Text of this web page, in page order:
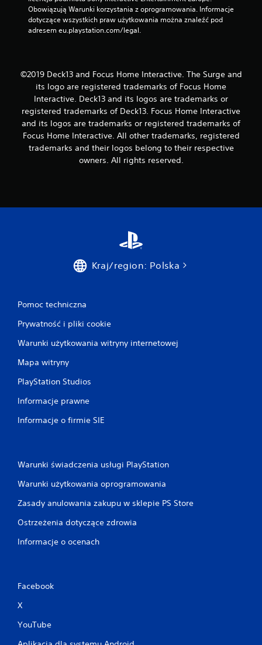
Obowiązują Warunki korzystania z oprogramowania. Informacje
dotyczące wszystkich praw użytkowania można znaleźć pod
adresem eu.playstation.com/legal.
©2019 Deck13 and Focus Home Interactive. The Surge and
its logo are registered trademarks of Focus Home
Interactive. Deck13 and its logos are trademarks or
registered trademarks of Deck13. Focus Home Interactive
and its logos are trademarks or registered trademarks of
Focus Home Interactive. All other trademarks, registered
trademarks and their logos belong to their respective
owners. All rights reserved.
Kraj/region: Polska
Pomoc techniczna
Prywatność i pliki cookie
Warunki użytkowania witryny internetowej
Mapa witryny
PlayStation Studios
Informacje prawne
Informacje o firmie SIE
Warunki świadczenia usługi PlayStation
Warunki użytkowania oprogramowania
Zasady anulowania zakupu w sklepie PS Store
Ostrzeżenia dotyczące zdrowia
Informacje o ocenach
Facebook
X
YouTube